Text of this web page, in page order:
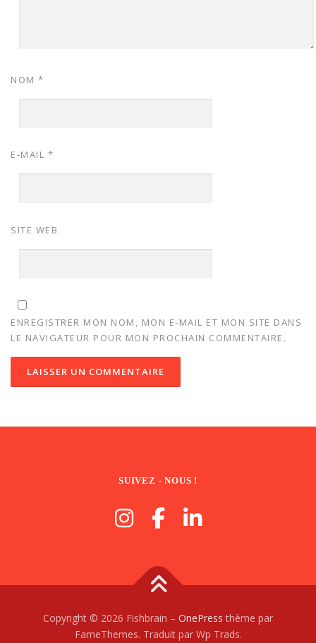
NOM *
E-MAIL *
SITE WEB
ENREGISTRER MON NOM, MON E-MAIL ET MON SITE DANS
LE NAVIGATEUR POUR MON PROCHAIN COMMENTAIRE.
SUIVEZ - NOUS !
Copyright © 2026 Fishbrain – OnePress thème par
FameThemes. Traduit par Wp Trads.